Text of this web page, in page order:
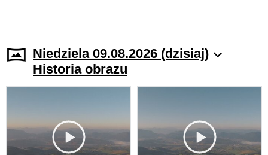
Niedziela 09.08.2026 (dzisiaj)
Historia obrazu